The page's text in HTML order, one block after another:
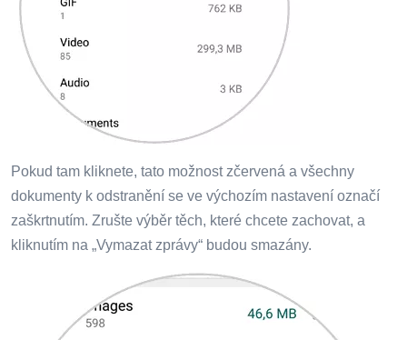
Pokud tam kliknete, tato možnost zčervená a všechny
dokumenty k odstranění se ve výchozím nastavení označí
zaškrtnutím. Zrušte výběr těch, které chcete zachovat, a
kliknutím na „Vymazat zprávy“ budou smazány.